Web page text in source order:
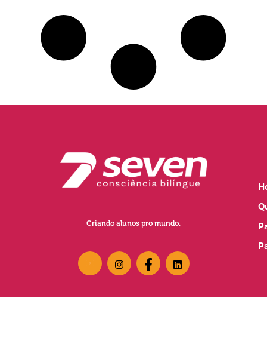
Criando alunos pro mundo.